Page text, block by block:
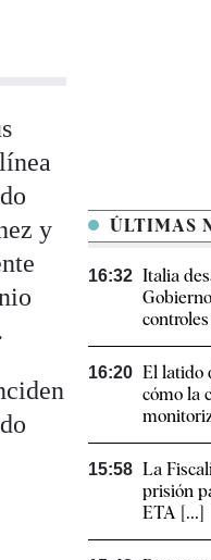
y
ÚLTIMAS
16:32 Italia
16:20 El latido
cómo la
15:58 La
prisión
ETA [...]